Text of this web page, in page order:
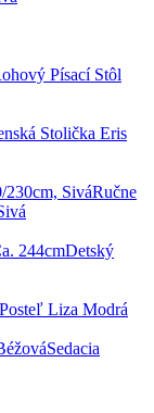
Písací Stôl
Stolička Eris
Ručne
Detský
Liza Modrá
Sedacia